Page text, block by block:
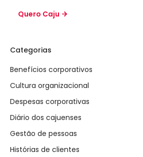
Quero Caju
Categorias
Benefícios corporativos
Cultura organizacional
Despesas corporativas
Diário dos cajuenses
Gestão de pessoas
Histórias de clientes